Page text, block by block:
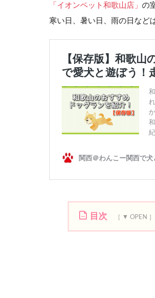
「イオンペット和歌山店」 の
寒い日、暑い日、雨の日など
目次